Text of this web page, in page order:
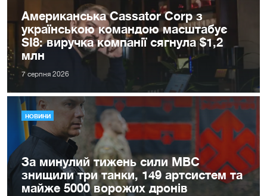
Американська Cassator Corp з
українською командою масштабує
SI8: виручка компанії сягнула $1,2
млн
7 серпня 2026
НОВИНИ
За минулий тижень сили МВС
знищили три танки, 149 артсистем та
майже 5000 ворожих дронів